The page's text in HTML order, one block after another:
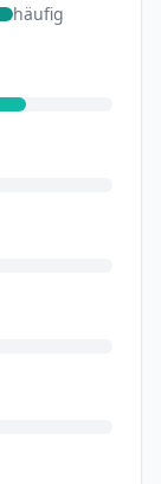
häufig